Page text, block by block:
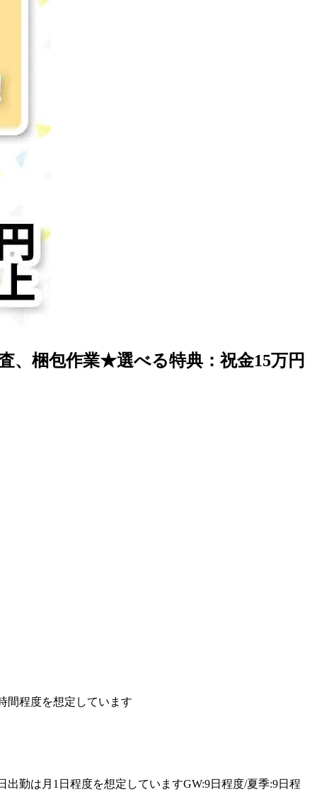
、梱包作業★選べる特典：祝金15万円
間程度を想定しています
勤は月1日程度を想定していますGW:9日程度/夏季:9日程